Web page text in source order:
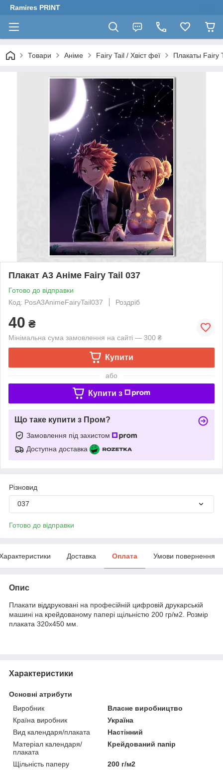
Ramires PRINT
Товари Аніме Fairy Tail / Хвіст феї Плакаты Fairy
Плакат А3 Аніме Fairy Tail 037
Готово до відправки
Код: PosА3AnimeFairyTail037
Роздріб
40 ₴
Мінімальна сума замовлення на сайті — 300 ₴
Купити
або
Купити з
Що таке купити з Пром?
Замовлення під захистом
Доступна доставка
Різновид
037
Готово до відправки
Доставка Оплата Умови повернення
Опис
Плакати віддруковані на професійній цифровій друкарській
машині на крейдованому папері щільністю 200 гр/м2. Розмір
плаката 320х450 мм.
Характеристики
Основні атрибути
Виробник
Власне виробництво
Країна виробник
Україна
Вид календаря/плаката
Настінний
Матеріал календаря/
плаката
Крейдований папір
Щільність паперу
200 г/м2